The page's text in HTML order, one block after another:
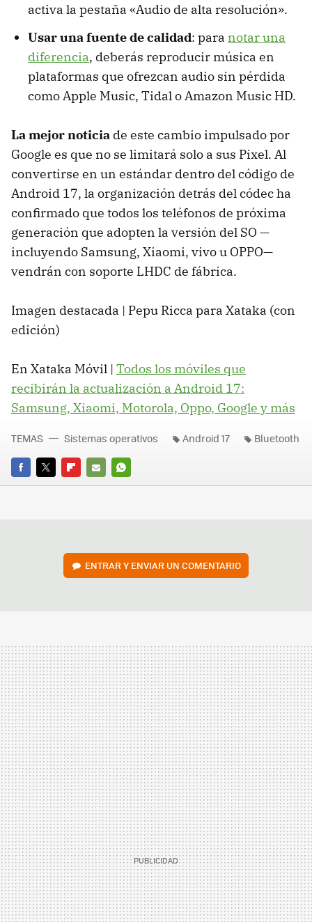
activa la pestaña «Audio de alta resolución».
Usar una fuente de calidad: para notar una
diferencia, deberás reproducir música en
plataformas que ofrezcan audio sin pérdida
como Apple Music, Tidal o Amazon Music HD.
La mejor noticia de este cambio impulsado por
Google es que no se limitará solo a sus Pixel. Al
convertirse en un estándar dentro del código de
Android 17, la organización detrás del códec ha
confirmado que todos los teléfonos de próxima
generación que adopten la versión del SO —
incluyendo Samsung, Xiaomi, vivo u OPPO—
vendrán con soporte LHDC de fábrica.
Imagen destacada | Pepu Ricca para Xataka (con
edición)
En Xataka Móvil | Todos los móviles que
recibirán la actualización a Android 17:
Samsung, Xiaomi, Motorola, Oppo, Google y más
FACEBOOK
TWITTERFLIPBOARD
E-
WHATSAPP
TEMAS Sistemas operativos Android 17 Bluetooth
ENTRAR Y ENVIAR UN COMENTARIO